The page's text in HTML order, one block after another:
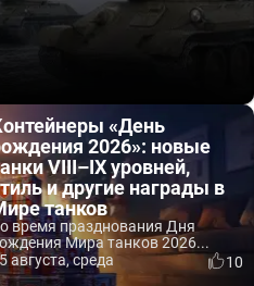
«День
2026»: новые
VIII–IX уровней,
и другие награды в
танков
время празднования Дня
Мира танков 2026...
августа, среда
10